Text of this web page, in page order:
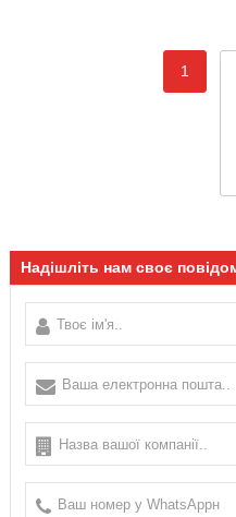
1
Надішліть нам своє